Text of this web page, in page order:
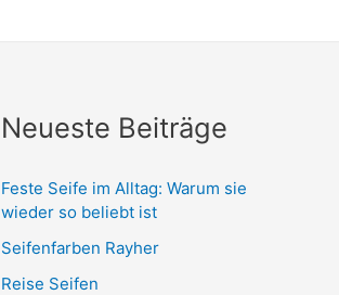
Neueste Beiträge
Feste Seife im Alltag: Warum sie
wieder so beliebt ist
Seifenfarben Rayher
Reise Seifen